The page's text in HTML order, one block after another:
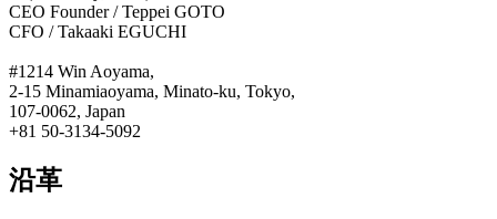
CEO Founder / Teppei GOTO
CFO / Takaaki EGUCHI
#1214 Win Aoyama,
2-15 Minamiaoyama, Minato-ku, Tokyo,
107-0062, Japan
+81 50-3134-5092
沿革